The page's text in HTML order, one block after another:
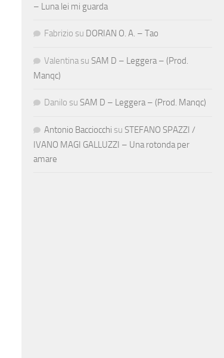
– Luna lei mi guarda
Fabrizio su DORIAN O. A. – Tao
Valentina su SAM D – Leggera – (Prod.
Manqc)
Danilo su SAM D – Leggera – (Prod. Manqc)
Antonio Bacciocchi su STEFANO SPAZZI /
IVANO MAGI GALLUZZI – Una rotonda per
amare